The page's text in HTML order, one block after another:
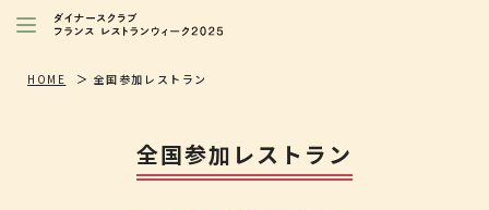
レストランを探す
特別イベント/キャンペーン
HOME 全国参加レストラン
全国参加レストラン